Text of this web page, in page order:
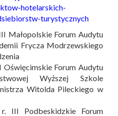
hotelarskich-
turystycznych
Małopolskie Forum Audytu
Frycza Modrzewskiego
Oświęcimskie Forum Audytu
Wyższej Szkole
Witolda Pileckiego w
III Podbeskidzkie Forum